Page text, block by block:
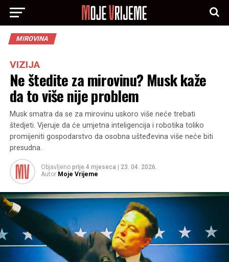
MIROVINA
VIZIJA
Ne štedite za mirovinu? Musk kaže
da to više nije problem
Musk smatra da se za mirovinu uskoro više neće trebati
štedjeti. Vjeruje da će umjetna inteligencija i robotika toliko
promijeniti gospodarstvo da osobna ušteđevina više neće biti
presudna.
Objavljeno prije 4 mjeseca
23. 04. 2026.
Autor Moje Vrijeme